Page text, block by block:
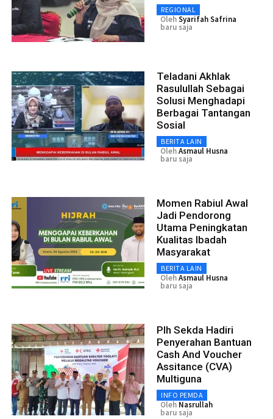
REGIONAL
OlehSyarifah Safrina
baru saja
Teladani Akhlak
Rasulullah Sebagai
Solusi Menghadapi
Berbagai Tantangan
Sosial
BERITA LAIN
OlehAsmaul Husna
baru saja
Momen Rabiul Awal
Jadi Pendorong
Utama Peningkatan
Kualitas Ibadah
Masyarakat
BERITA LAIN
OlehAsmaul Husna
baru saja
Plh Sekda Hadiri
Penyerahan Bantuan
Cash And Voucher
Assitance (CVA)
Multiguna
INFO PEMDA
Oleh Nasrullah
baru saja